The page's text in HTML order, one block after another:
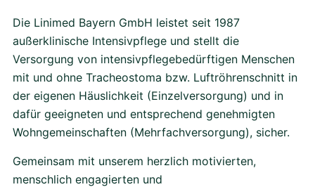
Die Linimed Bayern GmbH leistet seit 1987
außerklinische Intensivpflege und stellt die
Versorgung von intensivpflegebedürftigen Menschen
mit und ohne Tracheostoma bzw. Luftröhrenschnitt in
der eigenen Häuslichkeit (Einzelversorgung) und in
dafür geeigneten und entsprechend genehmigten
Wohngemeinschaften (Mehrfachversorgung), sicher.
Gemeinsam mit unserem herzlich motivierten,
menschlich engagierten und